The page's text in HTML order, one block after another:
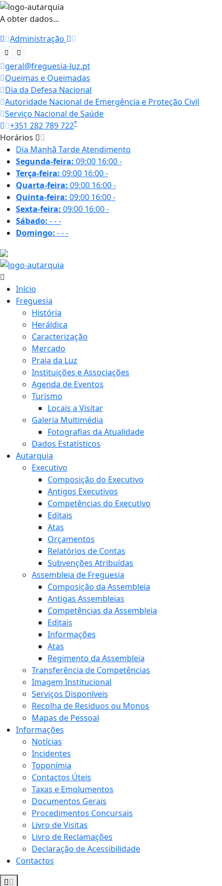
A obter dados...
Administração
geral@freguesia-luz.pt
Queimas e Queimadas
Dia da Defesa Nacional
Autoridade Nacional de Emergência e Proteção Civil
Serviço Nacional de Saúde
+351 282 789 722*
Horários
Dia Manhã TardeAtendimento
Segunda-feira: 09:00 16:00-
Terça-feira: 09:00 16:00-
Quarta-feira: 09:00 16:00-
Quinta-feira: 09:00 16:00-
Sexta-feira: 09:00 16:00-
Sábado: ---
Domingo: ---
Início
Freguesia
História
Heráldica
Caracterização
Mercado
Praia da Luz
Instituições e Associações
Agenda de Eventos
Turismo
Locais a Visitar
Galeria Multimédia
Fotografias da Atualidade
Dados Estatísticos
Autarquia
Executivo
Composição do Executivo
Antigos Executivos
Competências do Executivo
Editais
Atas
Orçamentos
Relatórios de Contas
Subvenções Atribuídas
Assembleia de Freguesia
Composição da Assembleia
Antigas Assembleias
Competências da Assembleia
Editais
Informações
Atas
Regimento da Assembleia
Transferência de Competências
Imagem Institucional
Serviços Disponíveis
Recolha de Residuos ou Monos
Mapas de Pessoal
Informações
Notícias
Incidentes
Toponímia
Contactos Úteis
Taxas e Emolumentos
Documentos Gerais
Procedimentos Concursais
Livro de Visitas
Livro de Reclamações
Declaração de Acessibilidade
Contactos